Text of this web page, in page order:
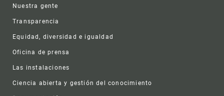
Nuestra gente
Transparencia
Equidad, diversidad e igualdad
Oficina de prensa
Las instalaciones
Ciencia abierta y gestión del conocimiento